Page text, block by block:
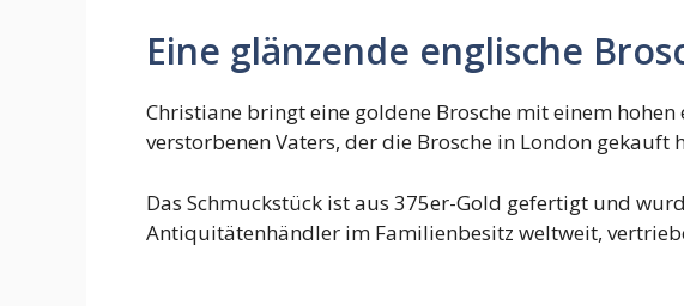
Eine glänzende englische
Christiane bringt eine goldene Brosche mit einem
verstorbenen Vaters, der die Brosche in London gekauft
Das Schmuckstück ist aus 375er-Gold gefertigt und
Antiquitätenhändler im Familienbesitz weltweit,